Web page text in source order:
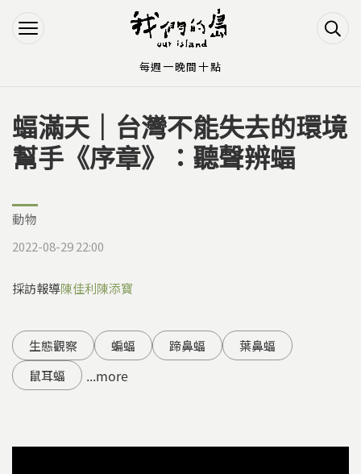
Jump to Navigation
Jump to Main content
您在這裡
蝠滿天｜台灣不能失去的環境
幫手《序章》：聽聲辨蝠
動物
2022-08-29 22:00
採訪報導陳佳利陳添寶
生態觀察 蝙蝠 蹄鼻蝠
葉鼻蝠
鼠耳蝠
...more
每週一晚間十點